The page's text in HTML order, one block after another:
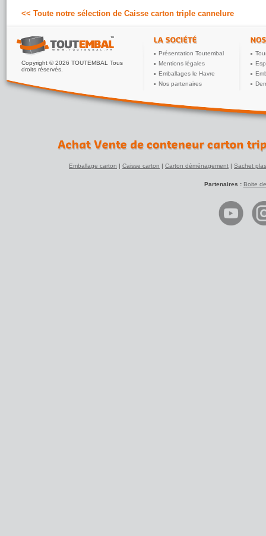
<< Toute notre sélection de Caisse carton triple cannelure
Copyright © 2026 TOUTEMBAL Tous
droits réservés.
Présentation Toutembal
Mentions légales
Emballages le Havre
Nos partenaires
Emballage carton | Caisse carton | Carton déménagement | Sachet
Partenaires : Boite